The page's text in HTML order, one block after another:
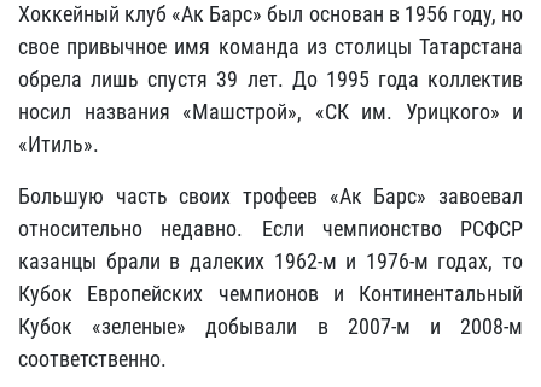
Хоккейный клуб «Ак Барс» был основан в 1956 году, но
свое привычное имя команда из столицы Татарстана
обрела лишь спустя 39 лет. До 1995 года коллектив
носил названия «Машстрой», «СК им. Урицкого» и
«Итиль».
Большую часть своих трофеев «Ак Барс» завоевал
относительно недавно. Если чемпионство РСФСР
казанцы брали в далеких 1962-м и 1976-м годах, то
Кубок Европейских чемпионов и Континентальный
Кубок «зеленые» добывали в 2007-м и 2008-м
соответственно.